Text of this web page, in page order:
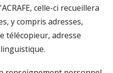
celle-ci recueillera
y compris adresses,
télécopieur, adresse